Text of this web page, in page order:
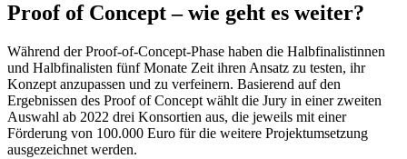
Proof of Concept – wie geht es weiter?
Während der Proof-of-Concept-Phase haben die Halbfinalistinnen
und Halbfinalisten fünf Monate Zeit ihren Ansatz zu testen, ihr
Konzept anzupassen und zu verfeinern. Basierend auf den
Ergebnissen des Proof of Concept wählt die Jury in einer zweiten
Auswahl ab 2022 drei Konsortien aus, die jeweils mit einer
Förderung von 100.000 Euro für die weitere Projektumsetzung
ausgezeichnet werden.